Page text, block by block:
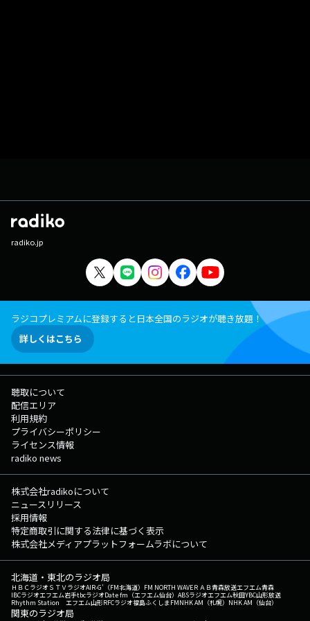
radiko.jp
ラジコプレミアムに登録すると日本全国のラジオが聴き放題！
詳しくはこちら
聴取について
配信エリア
利用規約
プライバシーポリシー
ライセンス情報
radiko news
株式会社radikoについて
ニュースリリース
採用情報
特定商取引に関する法律に基づく表示
株式会社メディアプラットフォームラボについて
北海道・東北のラジオ局
ＨＢＣラジオＳＴＶラジオAIR-G'（FM北海道） FM NORTH WAVEＲＡＢ青森放送エフエム青森
IBCラジオエフエム岩手tbcラジオDate fm（エフエム仙台） ABSラジオエフエム秋田YBC山形放送
Rhythm Station エフエム山形RFCラジオ福島ふくしまFMNHK AM（札幌） NHK AM（仙台）
関東のラジオ局